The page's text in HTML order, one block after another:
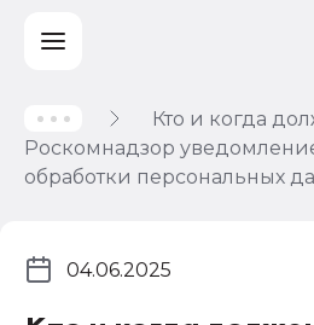
Кто и когда
Роскомнадзор
обработки персональных
04.06.2025
Учет и
налогообложение